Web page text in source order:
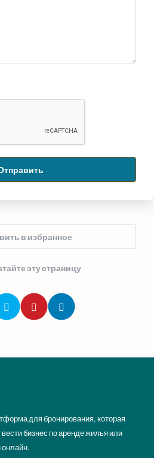
в избранное
эту страницу
для бронирования, которая
бизнес по аренде жилья или